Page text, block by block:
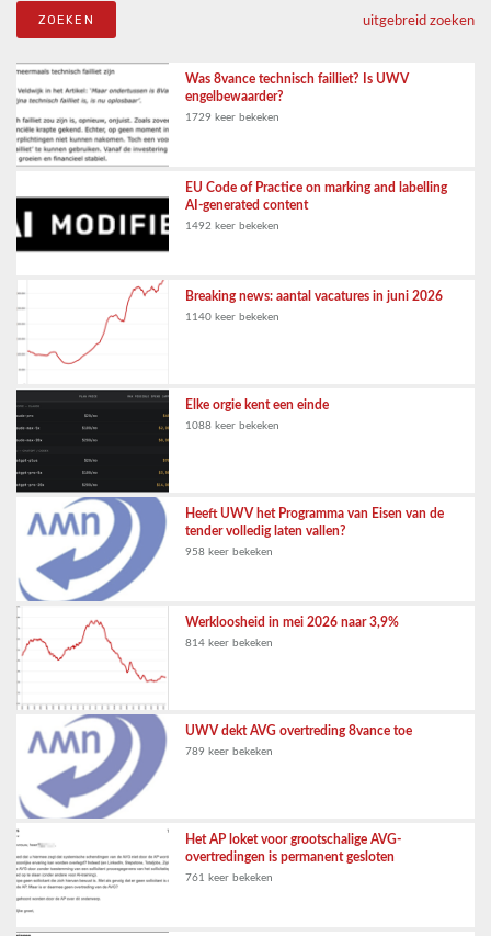
uitgebreid zoeken
Was 8vance technisch failliet? Is UWV
engelbewaarder?
1729 keer bekeken
EU Code of Practice on marking and labelling
AI-generated content
1492 keer bekeken
Breaking news: aantal vacatures in juni 2026
1140 keer bekeken
Elke orgie kent een einde
1088 keer bekeken
Heeft UWV het Programma van Eisen van de
tender volledig laten vallen?
958 keer bekeken
Werkloosheid in mei 2026 naar 3,9%
814 keer bekeken
UWV dekt AVG overtreding 8vance toe
789 keer bekeken
Het AP loket voor grootschalige AVG-
overtredingen is permanent gesloten
761 keer bekeken